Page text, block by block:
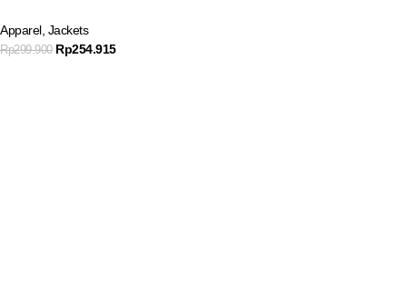
Apparel, Jackets
Rp299.900 Rp254.915